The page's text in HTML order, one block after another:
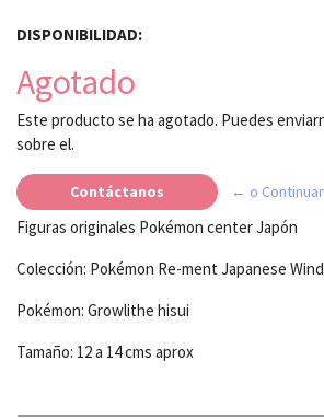
DISPONIBILIDAD:
Agotado
Este producto se ha agotado. Puedes
sobre el.
Contáctanos ← o
Figuras originales Pokémon center Japón
Colección: Pokémon Re-ment Japanese
Pokémon: Growlithe hisui
Tamaño: 12 a 14 cms aprox